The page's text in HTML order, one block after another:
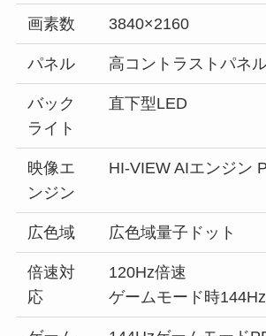
画素数 3840×2160
パネル 高コントラストパネ
バック
ライト
直下型LED
映像エ
ンジン
HI-VIEW AIエンジン
広色域 広色域量子ドット
倍速対
応
120Hz倍速
ゲームモード時